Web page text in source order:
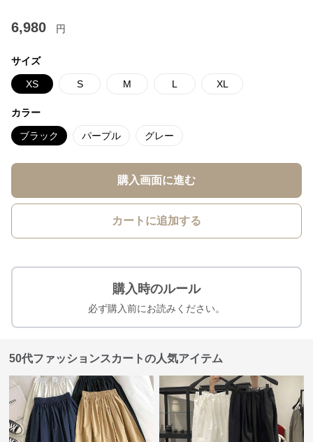
6,980 円
サイズ
XS S M L XL
カラー
ブラック パープル グレー
購入画面に進む
カートに追加する
購入時のルール
必ず購入前にお読みください。
50代ファッションスカートの人気アイテム